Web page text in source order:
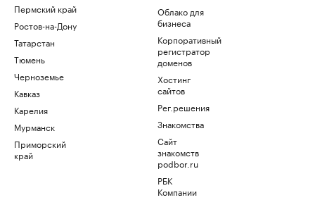
Пермский край
Ростов-на-Дону
Татарстан
Тюмень
Черноземье
Кавказ
Карелия
Мурманск
Приморский
край
Облако для
бизнеса
Корпоративный
регистратор
доменов
Хостинг
сайтов
Рег.решения
Знакомства
Сайт
знакомств
podbor.ru
РБК
Компании